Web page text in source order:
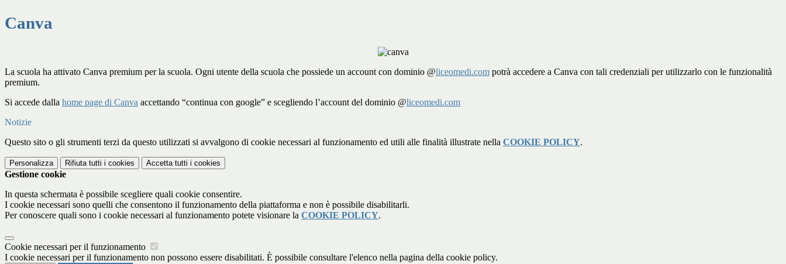
Canva
La scuola ha attivato Canva premium per la scuola. Ogni utente della scuola che possiede un account con dominio @liceomedi.com potrà accedere a Canva con tali credenziali per utilizzarlo con le funzionalità
premium.
Si accede dalla home page di Canva accettando “continua con google” e scegliendo l’account del dominio @liceomedi.com
Notizie
Questo sito o gli strumenti terzi da questo utilizzati si avvalgono di cookie necessari al funzionamento ed utili alle finalità illustrate nella COOKIE POLICY.
Personalizza Rifiuta tutti i cookies Accetta tutti i cookies
Gestione cookie
In questa schermata è possibile scegliere quali cookie consentire.
I cookie necessari sono quelli che consentono il funzionamento della piattaforma e non è possibile disabilitarli.
Per conoscere quali sono i cookie necessari al funzionamento potete visionare la COOKIE POLICY.
Cookie necessari per il funzionamento
I cookie necessari per il funzionamento non possono essere disabilitati. È possibile consultare l'elenco nella pagina della cookie policy.